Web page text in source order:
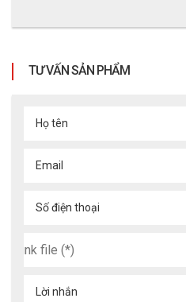
TƯ VẤN SẢN PHẨM
Họ tên
Email
Số điện thoại
Lời nhắn